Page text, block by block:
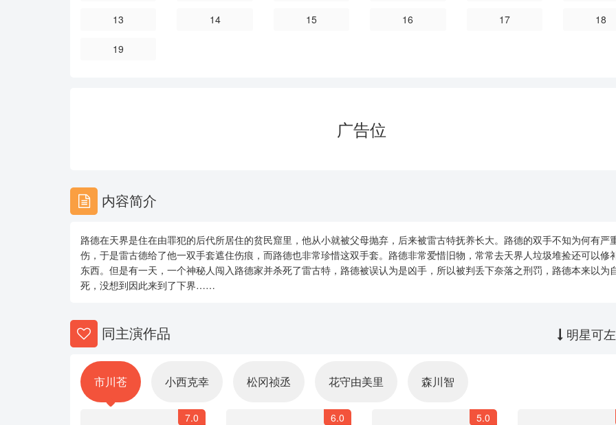
13 14 15 16 17 18
19
广告位
内容简介
路德在天界是住在由罪犯的后代所居住的贫民窟里，他从小就被父母抛弃，后来被雷古特抚养长大。路德的双手不知为何有严
伤，于是雷古德给了他一双手套遮住伤痕，而路德也非常珍惜这双手套。路德非常爱惜旧物，常常去天界人垃圾堆捡还可以修
东西。但是有一天，一个神秘人闯入路德家并杀死了雷古特，路德被误认为是凶手，所以被判丢下奈落之刑罚，路德本来以为
死，没想到因此来到了下界……
同主演作品 明星可
市川苍 小西克幸 松冈祯丞 花守由美里 森川智
7.0 6.0 5.0